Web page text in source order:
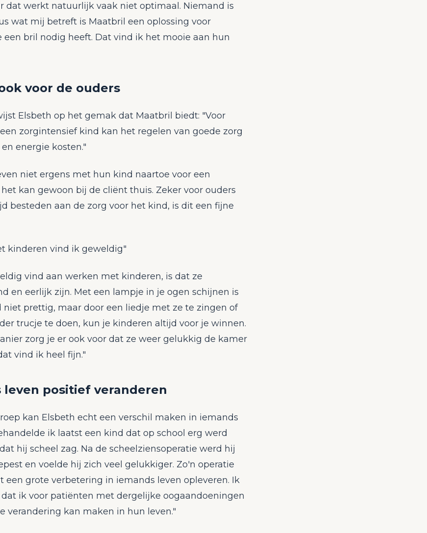
dat werkt natuurlijk vaak niet optimaal. Niemand is
wat mij betreft is Maatbril een oplossing voor
een bril nodig heeft. Dat vind ik het mooie aan hun
voor de ouders
Elsbeth op het gemak dat Maatbril biedt: "Voor
zorgintensief kind kan het regelen van goede zorg
energie kosten."
niet ergens met hun kind naartoe voor een
kan gewoon bij de cliënt thuis. Zeker voor ouders
besteden aan de zorg voor het kind, is dit een fijne
kinderen vind ik geweldig"
vind aan werken met kinderen, is dat ze
en eerlijk zijn. Met een lampje in je ogen schijnen is
niet prettig, maar door een liedje met ze te zingen of
trucje te doen, kun je kinderen altijd voor je winnen.
zorg je er ook voor dat ze weer gelukkig de kamer
vind ik heel fijn."
leven positief veranderen
kan Elsbeth echt een verschil maken in iemands
ik laatst een kind dat op school erg werd
hij scheel zag. Na de scheelziensoperatie werd hij
en voelde hij zich veel gelukkiger. Zo'n operatie
een grote verbetering in iemands leven opleveren. Ik
ik voor patiënten met dergelijke oogaandoeningen
verandering kan maken in hun leven."